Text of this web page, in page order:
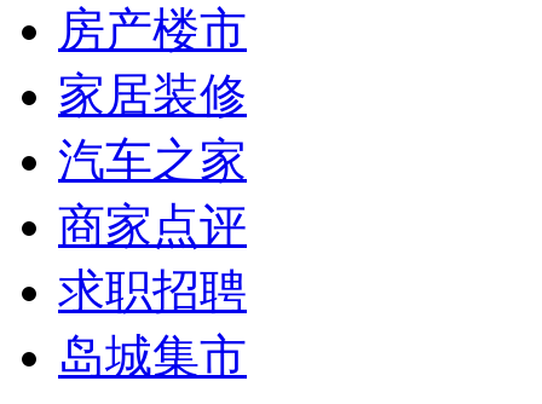
房产楼市
家居装修
汽车之家
商家点评
求职招聘
岛城集市